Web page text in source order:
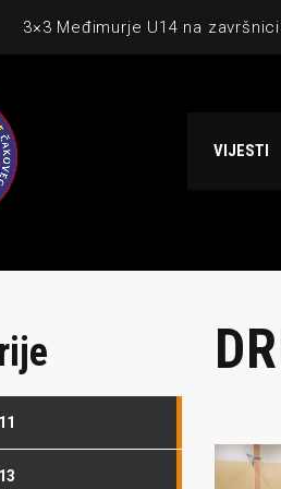
3×3 Međimurje U14 na
Međimurje u revijalnoj utakmici
VIJESTI